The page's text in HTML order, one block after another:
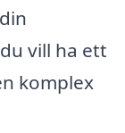
vill ha ett
komplex